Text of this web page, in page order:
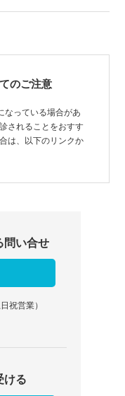
のご注意
なっている場合があ
されることをおすす
は、以下のリンクか
問い合せ
祝営業）
ける